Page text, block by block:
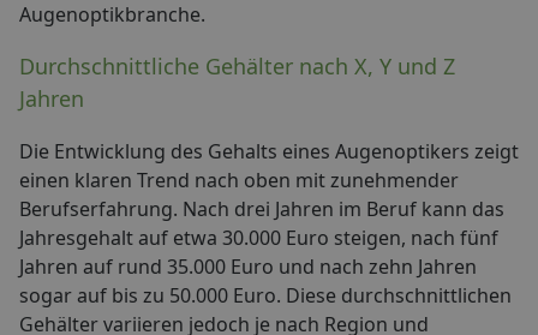
Augenoptikbranche.
Durchschnittliche Gehälter nach X, Y und Z
Jahren
Die Entwicklung des Gehalts eines Augenoptikers zeigt
einen klaren Trend nach oben mit zunehmender
Berufserfahrung. Nach drei Jahren im Beruf kann das
Jahresgehalt auf etwa 30.000 Euro steigen, nach fünf
Jahren auf rund 35.000 Euro und nach zehn Jahren
sogar auf bis zu 50.000 Euro. Diese durchschnittlichen
Gehälter variieren jedoch je nach Region und